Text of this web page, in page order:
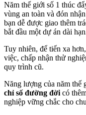
Năm thế giới số 1 thúc
vùng an toàn và đón
bạn dễ được giao thêm
bắt đầu một dự án dài
Tuy nhiên, để tiến xa
việc, chấp nhận thử
quy trình cũ.
Năng lượng của năm thế
chỉ số đường đời có
nghiệp vững chắc cho